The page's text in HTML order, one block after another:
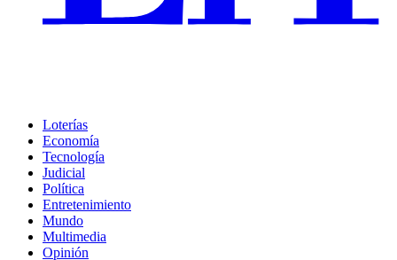
Loterías
Economía
Tecnología
Judicial
Política
Entretenimiento
Mundo
Multimedia
Opinión